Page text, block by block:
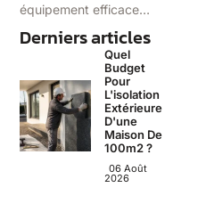
équipement efficace…
Derniers articles
Quel
Budget
Pour
L'isolation
Extérieure
D'une
Maison De
100m2 ?
06 Août
2026